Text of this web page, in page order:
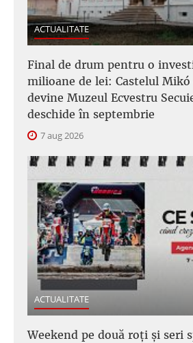
ACTUALITATE
Final de drum pentru o
milioane de lei: Castelul
devine Muzeul Ecvestru
deschide în septembrie
7 aug 2026
ACTUALITATE
Weekend pe două roți și seri